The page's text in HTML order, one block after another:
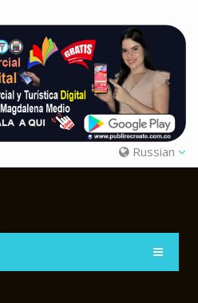
Russian